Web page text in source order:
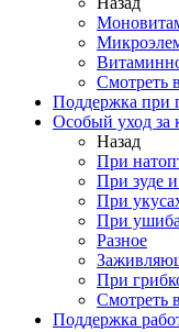
Смотреть
Поддержка при
Особый уход за
Назад
При
При зуде
При
При
Разное
При
Смотреть
Поддержка